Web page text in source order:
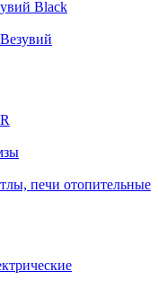
Black
печи отопительные